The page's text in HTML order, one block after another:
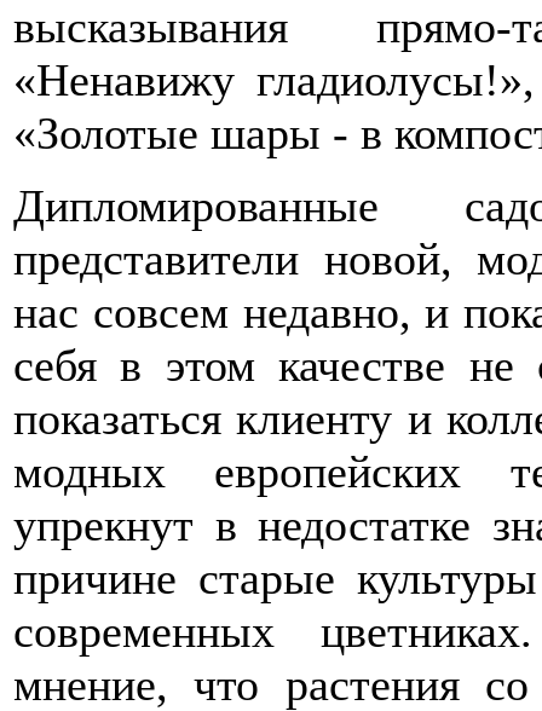
высказывания прямо-
«Ненавижу
«Золотые шары - в
Дипломированные
представители новой,
нас совсем недавно, и
себя в этом качестве
показаться клиенту и
модных европейских
упрекнут в недостатке
причине старые
современных
мнение, что растения